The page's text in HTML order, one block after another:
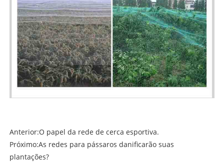
Anterior:O papel da rede de cerca esportiva.
Próximo:As redes para pássaros danificarão suas
plantações?